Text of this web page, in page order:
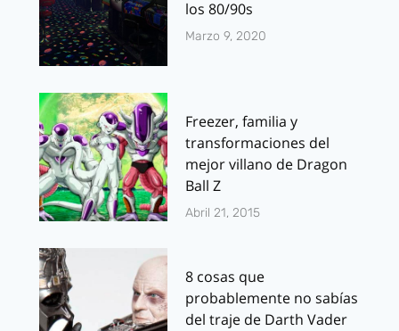
los 80/90s
Marzo 9, 2020
Freezer, familia y
transformaciones del
mejor villano de Dragon
Ball Z
Abril 21, 2015
8 cosas que
probablemente no sabías
del traje de Darth Vader